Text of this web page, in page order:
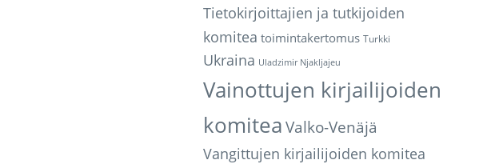
Tietokirjoittajien ja tutkijoiden
komitea toimintakertomus Turkki
Ukraina Uladzimir Njakljajeu
Vainottujen kirjailijoiden
komitea Valko-Venäjä
Vangittujen kirjailijoiden komitea